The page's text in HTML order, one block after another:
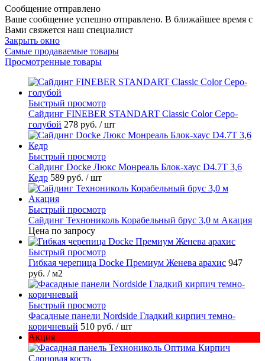
Сообщение отправлено
Ваше сообщение успешно отправлено. В ближайшее время с
Вами свяжется наш специалист
Закрыть окно
Самые продаваемые товары
Просмотренные товары
Быстрый просмотр
Cайдинг FINEBER STANDART Classic Color Серо-
голубой 278 руб. / шт
Быстрый просмотр
Сайдинг Docke Люкс Монреаль Блок-хаус D4.7T 3,6
Кедр 589 руб. / шт
Быстрый просмотр
Сайдинг Технониколь Корабельный брус 3,0 м Акация
Цена по запросу
Быстрый просмотр
Гибкая черепица Docke Премиум Женева арахис 947
руб. / м2
Быстрый просмотр
Фасадные панели Nordside Гладкий кирпич темно-
коричневый 510 руб. / шт
Акция